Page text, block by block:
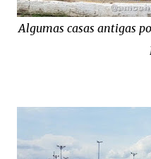
Algumas casas antigas